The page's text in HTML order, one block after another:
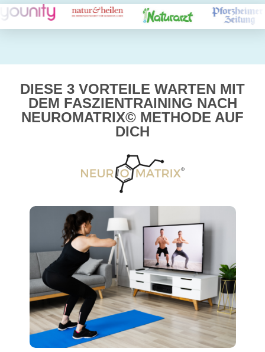
DIESE 3 VORTEILE WARTEN MIT
DEM FASZIENTRAINING NACH
NEUROMATRIX© METHODE AUF
DICH